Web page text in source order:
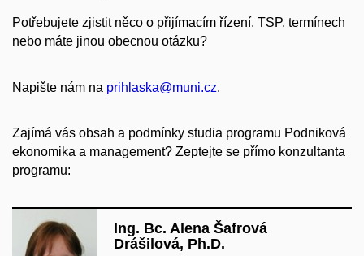
Potřebujete zjistit něco o přijímacím řízení, TSP, termínech
nebo máte jinou obecnou otázku?
Napište nám na prihlaska@muni.cz.
Zajímá vás obsah a podmínky studia programu Podniková
ekonomika a management? Zeptejte se přímo konzultanta
programu:
Ing. Bc. Alena Šafrová
Drášilová, Ph.D.